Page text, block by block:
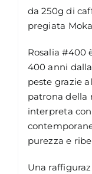
da 250g di
pregiata
Rosalia #400
400 anni
peste grazie
patrona della
interpreta
purezza e
Una